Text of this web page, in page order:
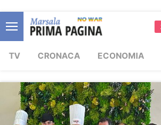
TV CRONACA ECONOMIA